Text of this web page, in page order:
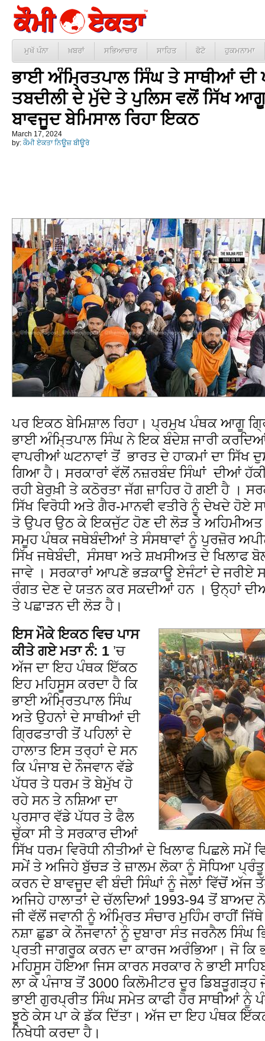
ਮੁਖੱ ਪੰਨਾ ਖ਼ਬਰਾਂ ਸਭਿਆਚਾਰ ਸਾਹਿਤ ਫੋਟੋ ਹੁਕਮਨਾਮਾ
ਭਾਈ ਅੰਮ੍ਰਿਤਪਾਲ ਸਿੰਘ ਤੇ ਸਾਥੀਆਂ ਦੀ
ਤਬਦੀਲੀ ਦੇ ਮੁੱਦੇ ਤੇ ਪੁਲਿਸ ਵਲੋਂ ਸਿੱਖ
ਬਾਵਜੂਦ ਬੇਮਿਸਾਲ ਰਿਹਾ ਇਕਠ
March 17, 2024
by: ਕੌਮੀ ਏਕਤਾ ਨਿਊਜ਼ ਬੀਊਰੋ
ਪਰ ਇਕਠ ਬੇਮਿਸ਼ਾਲ ਰਿਹਾ। ਪ੍ਰਮੁਖ ਪੰਥਕ ਆਗੂ
ਭਾਈ ਅੰਮਿ੍ਤਪਾਲ ਸਿੰਘ ਨੇ ਇਕ ਬੰਦੇਸ਼ ਜਾਰੀ ਕਰਦਿਆਂ
ਵਾਪਰੀਆਂ ਘਟਨਾਵਾਂ ਤੋਂ ਭਾਰਤ ਦੇ ਹਾਕਮਾਂ ਦਾ ਸਿੱਖ
ਗਿਆ ਹੈ। ਸਰਕਾਰਾਂ ਵੱਲੋਂ ਨਜ਼ਰਬੰਦ ਸਿੰਘਾਂ ਦੀਆਂ
ਰਹੀ ਬੇਰੁਖ਼ੀ ਤੇ ਕਠੋਰਤਾ ਜੱਗ ਜ਼ਾਹਿਰ ਹੋ ਗਈ ਹੈ ।
ਸਿੱਖ ਵਿਰੋਧੀ ਅਤੇ ਗੈਰ-ਮਾਨਵੀ ਵਤੀਰੇ ਨੂੰ ਦੇਖਦੇ ਹੋਏ
ਤੋ ਉਪਰ ਉਠ ਕੇ ਇਕਜੁੱਟ ਹੋਣ ਦੀ ਲੋੜ ਤੇ ਅਹਿਮੀਅਤ
ਸਮੂਹ ਪੰਥਕ ਜਥੇਬੰਦੀਆਂ ਤੇ ਸੰਸਥਾਵਾਂ ਨੂੰ ਪੁਰਜ਼ੋਰ
ਸਿੱਖ ਜਥੇਬੰਦੀ, ਸੰਸਥਾ ਅਤੇ ਸ਼ਖਸੀਅਤ ਦੇ ਖਿਲਾਫ
ਜਾਵੇ । ਸਰਕਾਰਾਂ ਆਪਣੇ ਭੜਕਾਊ ਏਜੰਟਾਂ ਦੇ ਜਰੀਏ
ਰੰਗਤ ਦੇਣ ਦੇ ਯਤਨ ਕਰ ਸਕਦੀਆਂ ਹਨ । ਉਨ੍ਹਾਂ
ਤੇ ਪਛਾੜਨ ਦੀ ਲੋੜ ਹੈ।
ਇਸ ਮੌਕੇ ਇਕਠ ਵਿਚ ਪਾਸ
ਕੀਤੇ ਗਏ ਮਤਾ ਨੰ: 1 ’ਚ
ਅੱਜ ਦਾ ਇਹ ਪੰਥਕ ਇੱਕਠ
ਇਹ ਮਹਿਸੂਸ ਕਰਦਾ ਹੈ ਕਿ
ਭਾਈ ਅੰਮ੍ਰਿਤਪਾਲ ਸਿੰਘ
ਅਤੇ ਉਹਨਾਂ ਦੇ ਸਾਥੀਆਂ ਦੀ
ਗ੍ਰਿਫਤਾਰੀ ਤੋਂ ਪਹਿਲਾਂ ਦੇ
ਹਾਲਾਤ ਇਸ ਤਰ੍ਹਾਂ ਦੇ ਸਨ
ਕਿ ਪੰਜਾਬ ਦੇ ਨੌਜਵਾਨ ਵੱਡੇ
ਪੱਧਰ ਤੇ ਧਰਮ ਤੋ ਬੇਮੁੱਖ ਹੋ
ਰਹੇ ਸਨ ਤੇ ਨਸ਼ਿਆ ਦਾ
ਪ੍ਰਸਾਰ ਵੱਡੇ ਪੱਧਰ ਤੇ ਫੈਲ
ਚੁੱਕਾ ਸੀ ਤੇ ਸਰਕਾਰ ਦੀਆਂ
ਸਿੱਖ ਧਰਮ ਵਿਰੋਧੀ ਨੀਤੀਆਂ ਦੇ ਖਿਲਾਫ ਪਿਛਲੇ ਸਮੇਂ
ਸਮੇਂ ਤੇ ਅਜਿਹੇ ਬੁੱਚੜ ਤੇ ਜ਼ਾਲਮ ਲੋਕਾ ਨੂੰ ਸੋਧਿਆ
ਕਰਨ ਦੇ ਬਾਵਜੂਦ ਵੀ ਬੰਦੀ ਸਿੰਘਾਂ ਨੂੰ ਜੇਲਾਂ ਵਿੱਚੋਂ ਅੱਜ
ਅਜਿਹੇ ਹਾਲਾਤਾਂ ਦੇ ਚੱਲਦਿਆਂ 1993-94 ਤੋਂ ਬਾਅਦ
ਜੀ ਵੱਲੋਂ ਜਵਾਨੀ ਨੂੰ ਅੰਮ੍ਰਿਤ ਸੰਚਾਰ ਮੁਹਿੰਮ ਰਾਹੀਂ
ਨਸ਼ਾ ਛੁਡਾ ਕੇ ਨੌਜਵਾਨਾਂ ਨੂੰ ਦੁਬਾਰਾ ਸੰਤ ਜਰਨੈਲ
ਪ੍ਰਤੀ ਜਾਗਰੂਕ ਕਰਨ ਦਾ ਕਾਰਜ ਅਰੰਭਿਆ। ਜੋ ਕਿ
ਮਹਿਸੂਸ ਹੋਇਆ ਜਿਸ ਕਾਰਨ ਸਰਕਾਰ ਨੇ ਭਾਈ
ਲਾ ਕੇ ਪੰਜਾਬ ਤੋਂ 3000 ਕਿਲੋਮੀਟਰ ਦੂਰ ਡਿਬੜੂਗੜ੍ਹ
ਭਾਈ ਗੁਰਪ੍ਰੀਤ ਸਿੰਘ ਸਮੇਤ ਕਾਫੀ ਹੋਰ ਸਾਥੀਆਂ ਨੂੰ
ਝੂਠੇ ਕੇਸ ਪਾ ਕੇ ਡੱਕ ਦਿੱਤਾ। ਅੱਜ ਦਾ ਇਹ ਪੰਥਕ ਇੱਕਠ
ਨਿਖੇਧੀ ਕਰਦਾ ਹੈ।